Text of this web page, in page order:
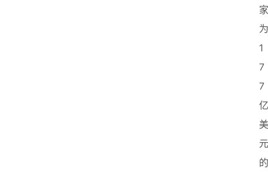
家
为
1
7
7
亿
美
元
的